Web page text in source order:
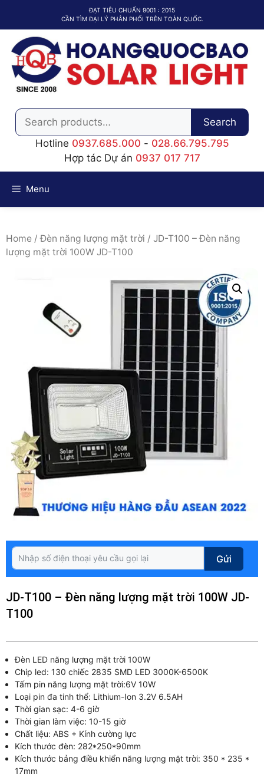
dung
ĐẠT TIÊU CHUẨN 9001 : 2015
CẦN TÌM ĐẠI LÝ PHÂN PHỐI TRÊN TOÀN QUỐC.
Search
for:
Search
Hotline 0937.685.000 - 028.66.795.795
Hợp tác Dự án 0937 017 717
Menu
Home /Đèn năng lượng mặt trời / JD-T100 – Đèn năng
lượng mặt trời 100W JD-T100
Gửi
JD-T100 – Đèn năng lượng mặt trời 100W JD-
T100
Đèn LED năng lượng mặt trời 100W
Chip led: 130 chiếc 2835 SMD LED 3000K-6500K
Tấm pin năng lượng mặt trời:6V 10W
Loại pin đa tinh thể: Lithium-Ion 3.2V 6.5AH
Thời gian sạc: 4-6 giờ
Thời gian làm việc: 10-15 giờ
Chất liệu: ABS + Kính cường lực
Kích thước đèn: 282*250*90mm
Kích thước bảng điều khiển năng lượng mặt trời: 350 * 235 *
17mm